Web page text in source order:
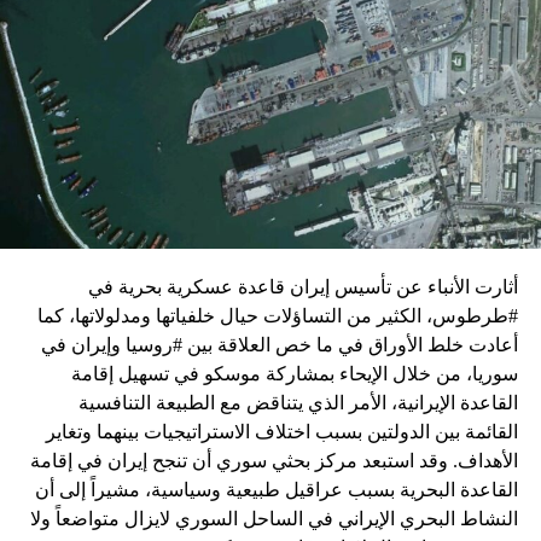
واشنطن للدفع بالمفاوضات والتوصل إلى اتفاق لوقف لإطلاق
النار في غزة.
ويبدو أن نتنياهو استبق زيارة بلينكن لإسرائيل بالتأكيد على أن
الضغوط يجب أن تتوجه إلى حماس، وليس على حكومته.
كما وقال بيان من مكتب نتنياهو إنه مصر على بقاء القوات
الإسرائيلية في محور فيلادلفيا “لمنع الإرهابيين من إعادة
التسلح”.
وفي هذا السياق، قال الكاتب والباحث السياسي الفلسطيني
جمال زقوت في حديث لـ”سكاي نيوز عربية”:
حماس ليست عقبة في المفاوضات وأي حديث من هذا
القبيل تجني على الموقف الفلسطيني.
المعضلة الأساسية هي أن نتنياهو يعرض المجتمع
الإسرائيلي والمنطقة للخطر.
حماس وافقت على الإطار الرئيسي الذي قدمه جو بايدن
أثارت الأنباء عن تأسيس إيران قاعدة عسكرية بحرية في
#طرطوس، الكثير من التساؤلات حيال خلفياتها ومدلولاتها، كما
أعادت خلط الأوراق في ما خص العلاقة بين #روسيا وإيران في
سوريا، من خلال الإيحاء بمشاركة موسكو في تسهيل إقامة
القاعدة الإيرانية، الأمر الذي يتناقض مع الطبيعة التنافسية
القائمة بين الدولتين بسبب اختلاف الاستراتيجيات بينهما وتغاير
الأهداف. وقد استبعد مركز بحثي سوري أن تنجح إيران في إقامة
القاعدة البحرية بسبب عراقيل طبيعية وسياسية، مشيراً إلى أن
النشاط البحري الإيراني في الساحل السوري لايزال متواضعاً ولا